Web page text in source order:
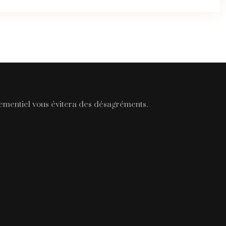
vous évitera des désagréments.